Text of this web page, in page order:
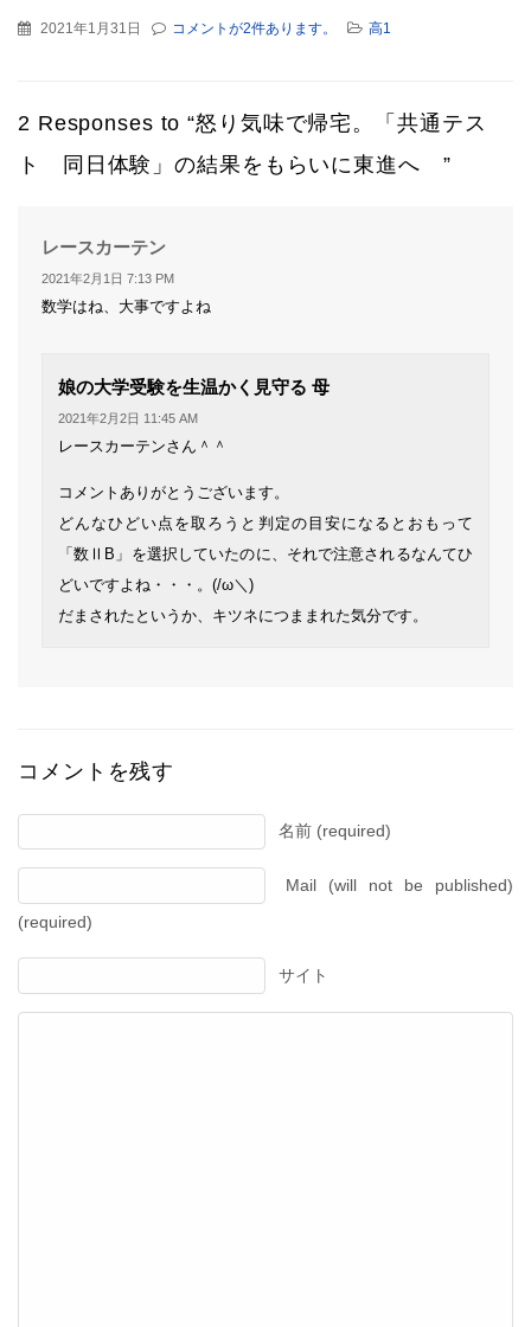
2021年1月31日 コメントが2件あります。 高1
2 Responses to “怒り気味で帰宅。「共通テス
ト 同日体験」の結果をもらいに東進へ ”
レースカーテン
り:
2021年2月1日 7:13 PM
数学はね、大事ですよね
娘の大学受験を生温かく見守る 母
2021年2月2日 11:45 AM
レースカーテンさん＾＾
コメントありがとうございます。
どんなひどい点を取ろうと判定の目安になるとおもって
「数ⅡB」を選択していたのに、それで注意されるなんてひ
どいですよね・・・。(/ω＼)
だまされたというか、キツネにつままれた気分です。
コメントを残す
名前 (required)
Mail (will not be published)
(required)
サイト